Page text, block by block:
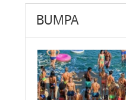
BUMPA